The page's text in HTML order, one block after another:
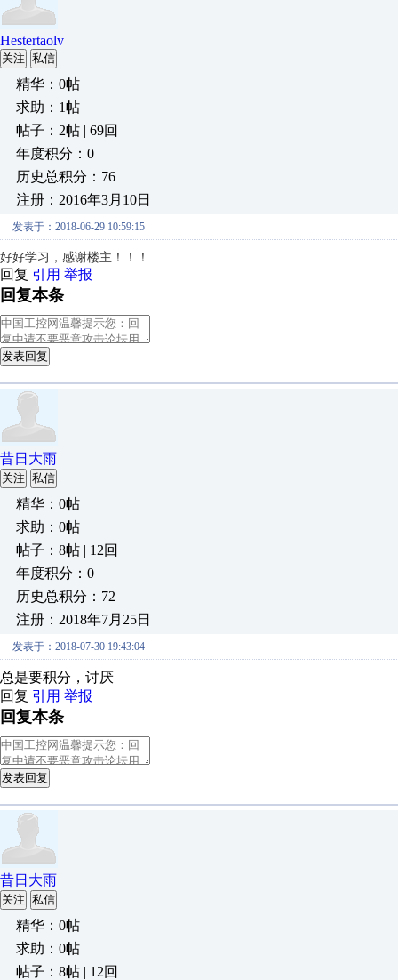
Hestertaolv
关注 私信
精华：0帖
求助：1帖
帖子：2帖 | 69回
年度积分：0
历史总积分：76
注册：2016年3月10日
发表于：2018-06-29 10:59:15
好好学习，感谢楼主！！！
回复 引用 举报
回复本条
发表回复
昔日大雨
关注 私信
精华：0帖
求助：0帖
帖子：8帖 | 12回
年度积分：0
历史总积分：72
注册：2018年7月25日
发表于：2018-07-30 19:43:04
总是要积分，讨厌
回复 引用 举报
回复本条
发表回复
昔日大雨
关注 私信
精华：0帖
求助：0帖
帖子：8帖 | 12回